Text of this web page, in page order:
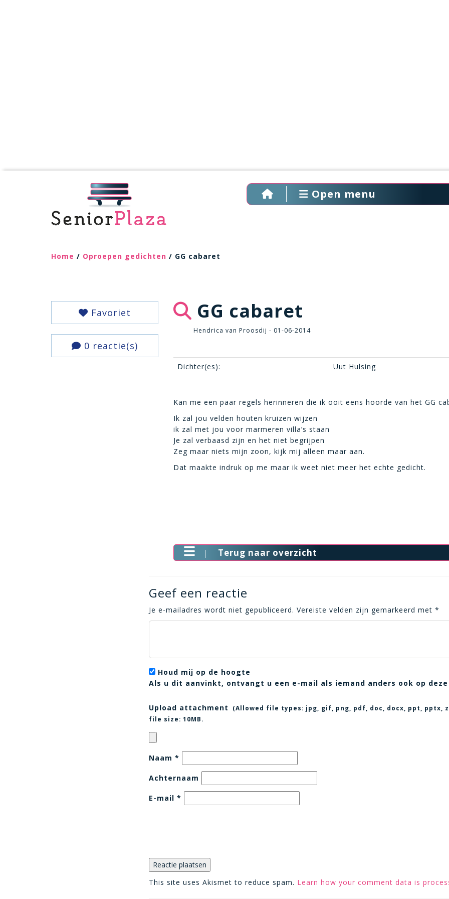
Open menu
Home / Oproepen gedichten / GG cabaret
Favoriet
0 reactie(s)
GG cabaret
Hendrica van Proosdij - 01-06-2014
Dichter(es): Uut Hulsing
Kan me een paar regels herinneren die ik ooit eens hoorde van het GG
Ik zal jou velden houten kruizen wijzen
ik zal met jou voor marmeren villa’s staan
Je zal verbaasd zijn en het niet begrijpen
Zeg maar niets mijn zoon, kijk mij alleen maar aan.
Dat maakte indruk op me maar ik weet niet meer het echte gedicht.
Terug naar overzicht
Geef een reactie
Je e-mailadres wordt niet gepubliceerd. Vereiste velden zijn gemarkeerd met *
Houd mij op de hoogte
Als u dit aanvinkt, ontvangt u een e-mail als iemand anders ook op
Upload attachment (Allowed file types: jpg, gif, png, pdf, doc, docx, ppt, pptx,
file size: 10MB.
Naam *
Achternaam
E-mail *
This site uses Akismet to reduce spam. Learn how your comment data is